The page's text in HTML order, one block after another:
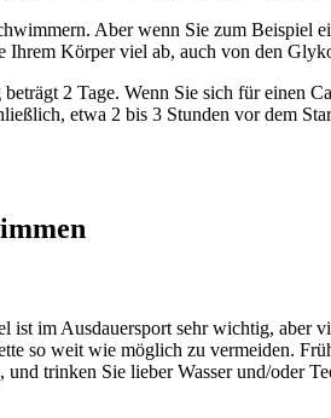
Aber wenn Sie zum Beispiel
Körper viel ab, auch von den
2 Tage. Wenn Sie sich für einen
etwa 2 bis 3 Stunden vor dem
ist im Ausdauersport sehr wichtig, aber
so weit wie möglich zu vermeiden.
trinken Sie lieber Wasser und/oder